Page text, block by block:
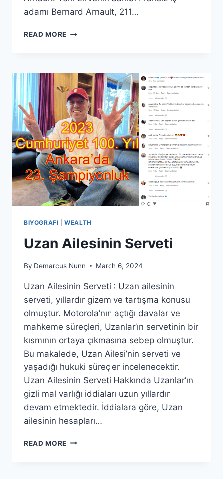
adamı Bernard Arnault, 211…
READ MORE DÜNYA
BIYOGRAFI |WEALTH
Uzan Ailesinin Serveti
By Demarcus Nunn March 6, 2024
Uzan Ailesinin Serveti : Uzan ailesinin
serveti, yıllardır gizem ve tartışma konusu
olmuştur. Motorola’nın açtığı davalar ve
mahkeme süreçleri, Uzanlar’ın servetinin bir
kısmının ortaya çıkmasına sebep olmuştur.
Bu makalede, Uzan Ailesi’nin serveti ve
yaşadığı hukuki süreçler incelenecektir.
Uzan Ailesinin Serveti Hakkında Uzanlar’ın
gizli mal varlığı iddiaları uzun yıllardır
devam etmektedir. İddialara göre, Uzan
ailesinin hesapları…
READ MORE UZAN